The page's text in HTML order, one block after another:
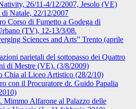
26/11-4/12/2007, Jesolo (VE)
di Natale, 22/12/2007
Corso di Fumetto a Godega di
(TV), 12-13/3/08.
Sciences and Arts” Trento (aprile
parietali del sottopasso dei Quattro
di Mestre (VE). (3/8/2009)
Chia al Liceo Artistico (28/2/10)
con il Procuratore dr. Guido Papalia
Mimmo Alfarone al Palazzo delle